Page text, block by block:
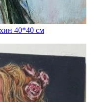
40*40 см